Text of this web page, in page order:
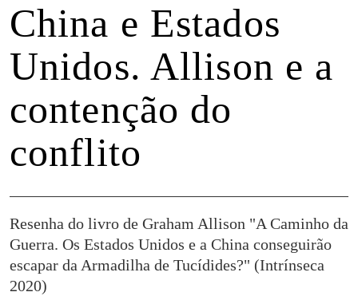
China e Estados
Unidos. Allison e a
contenção do
conflito
Resenha do livro de Graham Allison "A Caminho da
Guerra. Os Estados Unidos e a China conseguirão
escapar da Armadilha de Tucídides?" (Intrínseca
2020)